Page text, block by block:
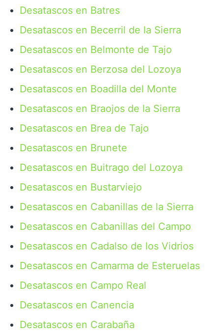
Desatascos en Batres
Desatascos en Becerril de la Sierra
Desatascos en Belmonte de Tajo
Desatascos en Berzosa del Lozoya
Desatascos en Boadilla del Monte
Desatascos en Braojos de la Sierra
Desatascos en Brea de Tajo
Desatascos en Brunete
Desatascos en Buitrago del Lozoya
Desatascos en Bustarviejo
Desatascos en Cabanillas de la Sierra
Desatascos en Cabanillas del Campo
Desatascos en Cadalso de los Vidrios
Desatascos en Camarma de Esteruelas
Desatascos en Campo Real
Desatascos en Canencia
Desatascos en Carabaña